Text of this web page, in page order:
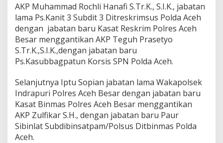
j
a
r
a
n
AKP Muhammad Rochli Hanafi S.Tr.K., S.I.K., jabatan
lama Ps.Kanit 3 Subdit 3 Ditreskrimsus Polda Aceh
dengan jabatan baru Kasat Reskrim Polres Aceh
Besar menggantikan AKP Teguh Prasetyo
S.Tr.K.,S.I.K.,dengan jabatan baru
Ps.Kasubbagpatun Korsis SPN Polda Aceh.
Selanjutnya Iptu Sopian jabatan lama Wakapolsek
Indrapuri Polres Aceh Besar dengan jabatan baru
Kasat Binmas Polres Aceh Besar menggantikan
AKP Zulfikar S.H., dengan jabatan baru Paur
Sibinlat Subdibinsatpam/Polsus Ditbinmas Polda
Aceh.